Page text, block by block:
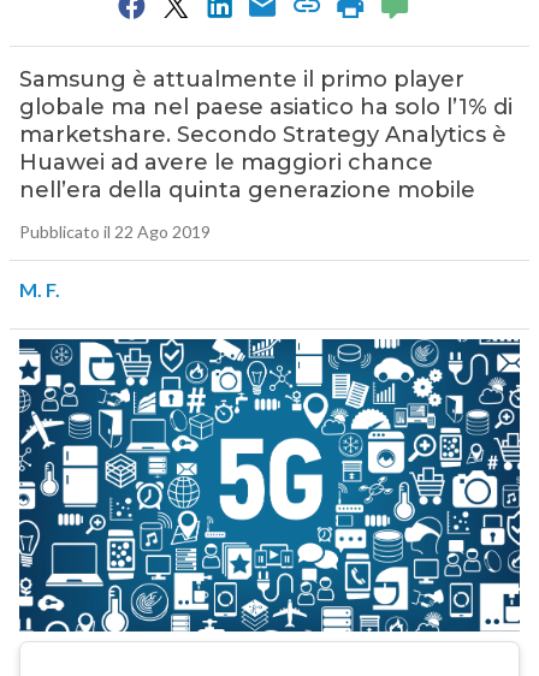
Samsung è attualmente il primo player
globale ma nel paese asiatico ha solo l’1% di
marketshare. Secondo Strategy Analytics è
Huawei ad avere le maggiori chance
nell’era della quinta generazione mobile
Pubblicato il 22 Ago 2019
M. F.